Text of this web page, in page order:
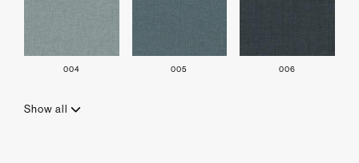
004 005 006
Show all